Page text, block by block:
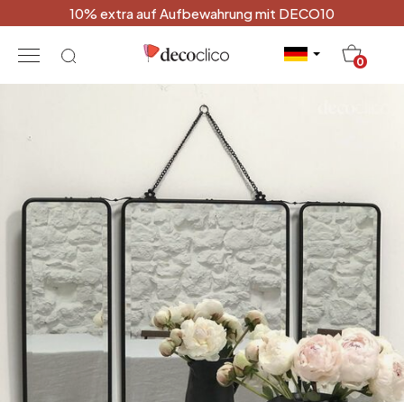
10% extra auf Aufbewahrung mit DECO10
0